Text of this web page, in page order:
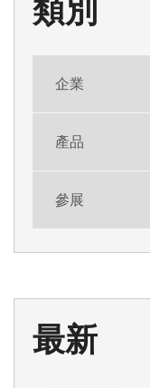
類別
企業
產品
參展
最新